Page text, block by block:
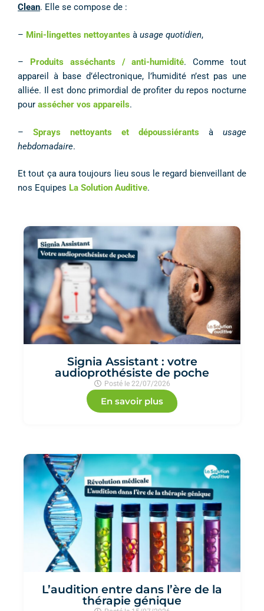
Clean. Elle se compose de :
– Mini-lingettes nettoyantes à usage quotidien,
– Produits asséchants / anti-humidité. Comme tout
appareil à base d’électronique, l’humidité n’est pas une
alliée. Il est donc primordial de profiter du repos nocturne
pour assécher vos appareils.
– Sprays nettoyants et dépoussiérants à usage
hebdomadaire.
Et tout ça aura toujours lieu sous le regard bienveillant de
nos Equipes La Solution Auditive.
Signia Assistant : votre
audioprothésiste de poche
Posté le 22/07/2026
En savoir plus
L’audition entre dans l’ère de la
thérapie génique